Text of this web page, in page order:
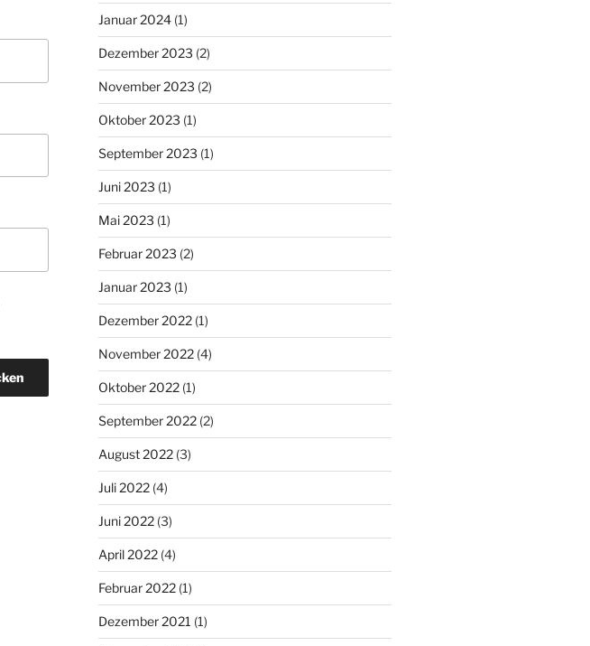
Januar 2024(1)
Dezember 2023 (2)
November 2023 (2)
Oktober 2023 (1)
September 2023 (1)
Juni 2023 (1)
Mai 2023 (1)
Februar 2023 (2)
Januar 2023 (1)
Dezember 2022(1)
November 2022(4)
Oktober 2022(1)
September 2022(2)
August 2022(3)
Juli 2022(4)
Juni 2022(3)
April 2022(4)
Februar 2022(1)
Dezember 2021 (1)